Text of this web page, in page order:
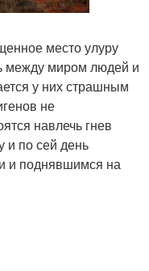
место улуру
между миром людей и
у них страшным
не
навлечь гнев
и по сей день
и поднявшимся на